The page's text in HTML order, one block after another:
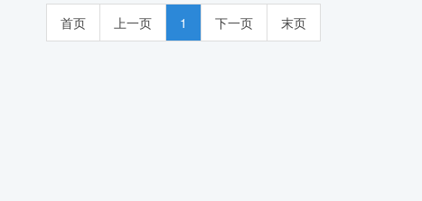
首页 上一页 1 下一页 末页